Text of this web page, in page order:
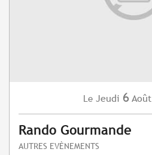
Le Jeudi 6 Août
Rando Gourmande
AUTRES EVÈNEMENTS